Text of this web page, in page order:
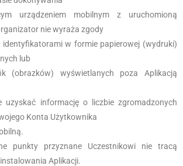
urządzeniem mobilnym z uruchomioną
nie wyraża zgody
identyfikatorami w formie papierowej (wydruki)
lub
(obrazków) wyświetlanych poza Aplikacją
uzyskać informację o liczbie zgromadzonych
Konta Użytkownika
punkty przyznane Uczestnikowi nie tracą
Aplikacji.